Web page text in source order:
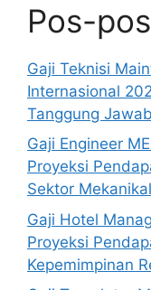
Pos-
Gaji Teknisi
Internasional
Tanggung
Gaji Engineer
Proyeksi
Sektor
Gaji Hotel
Proyeksi
Kepemimpinan